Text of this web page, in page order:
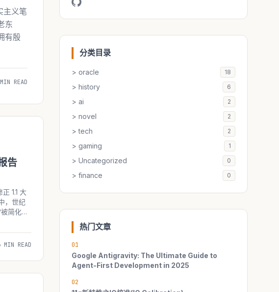
主义笔
东
有殷
READ
告
1.1 大
，世纪
简化为
MIN READ
分类目录
> oracle 18
> history 6
> ai 2
> novel 2
> tech 2
> gaming 1
> Uncategorized 0
> finance 0
热门文章
01
Google Antigravity: The Ultimate Guide to
Agent-First Development in 2025
02